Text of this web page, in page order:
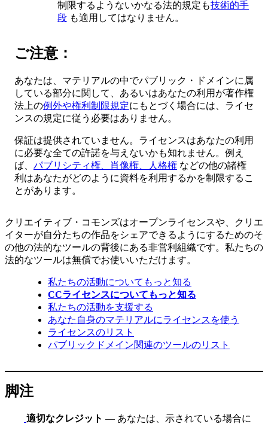
制限するようないかなる法的規定も技術的手
段 も適用してはなりません。
ご注意：
あなたは、マテリアルの中でパブリック・ドメインに属
している部分に関して、あるいはあなたの利用が著作権
法上の例外や権利制限規定にもとづく場合には、ライセ
ンスの規定に従う必要はありません。
保証は提供されていません。ライセンスはあなたの利用
に必要な全ての許諾を与えないかも知れません。例え
ば、 パブリシティ権、肖像権、人格権 などの他の諸権
利はあなたがどのように資料を利用するかを制限するこ
とがあります。
クリエイティブ・コモンズはオープンライセンスや、クリエ
イターが自分たちの作品をシェアできるようにするためのそ
の他の法的なツールの背後にある非営利組織です。私たちの
法的なツールは無償でお使いいただけます。
私たちの活動についてもっと知る
CCライセンスについてもっと知る
私たちの活動を支援する
あなた自身のマテリアルにライセンスを使う
ライセンスのリスト
パブリックドメイン関連のツールのリスト
脚注
適切なクレジット — あなたは、示されている場合に